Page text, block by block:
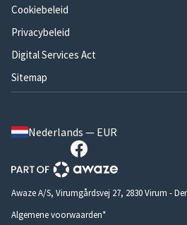
Cookiebeleid
Privacybeleid
Digital Services Act
Sitemap
Nederlands — EUR
Awaze A/S, Virumgårdsvej 27, 2830 Virum -
Algemene voorwaarden*